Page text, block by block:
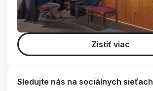
Zistiť viac
Sledujte nás na sociálnych sieťach